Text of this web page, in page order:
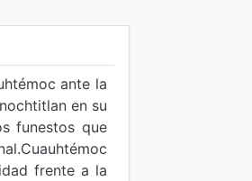
ante la
en su
funestos que
frente a la